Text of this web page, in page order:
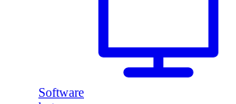
Software